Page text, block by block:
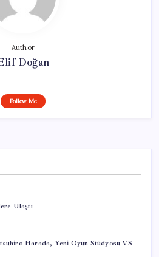
Author
Doğan
Follow Me
Ulaştı
Harada, Yeni Oyun Stüdyosu VS